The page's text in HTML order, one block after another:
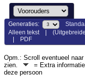
Generaties:
Alleen tekst|
PDF
Opm.: Scroll eventueel
zien.
= Extra informatie
deze persoon